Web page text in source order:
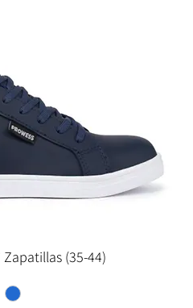
Zapatillas (35-44)